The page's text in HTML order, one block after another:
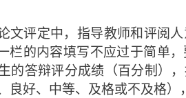
文评定中，指导教师和评阅
栏的内容填写不应过于简单
的答辩评分成绩（百分制）
良好、中等、及格或不及格）